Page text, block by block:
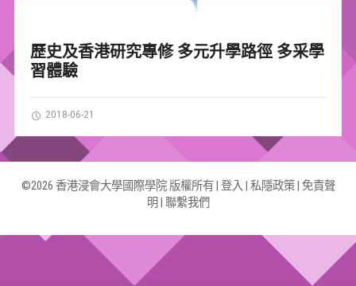
歷史及香港研究專修 多元升學路徑 多采學
習體驗
2018-06-21
©2026 香港浸會大學國際學院 版權所有 | 登入 私隱政策| 免責聲
明 聯繫我們